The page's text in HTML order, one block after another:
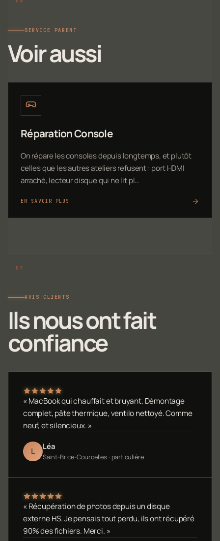
SERVICE PARENT
Voir aussi
Réparation Console
On répare les consoles depuis longtemps, et plutôt
celles que les autres ateliers refusent : port HDMI
arraché, lecteur disque qui ne lit pl…
EN SAVOIR PLUS
AVIS CLIENTS
Ils nous ont fait
confiance
« MacBook qui chauffait et bruyant. Démontage
complet, pâte thermique, ventilo nettoyé. Comme
neuf, et silencieux. »
L Léa
Saint-Brice-Courcelles · particulière
« Récupération de photos depuis un disque
externe HS. Je pensais tout perdu, ils ont récupéré
90% des fichiers. Merci. »